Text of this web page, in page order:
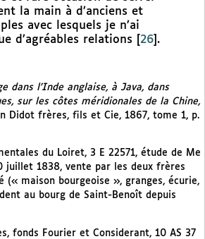
la main à d’anciens et
avec lesquels je n’ai
d’agréables relations
26 .
dans l’Inde anglaise, à Java, dans
sur les côtes méridionales de la Chine,
Didot frères, fils et Cie, 1867, tome 1, p.
du Loiret, 3 E 22571, étude de Me
juillet 1838, vente par les deux frères
(« maison bourgeoise », granges, écurie,
au bourg de Saint-Benoît depuis
fonds Fourier et Considerant, 10 AS 37